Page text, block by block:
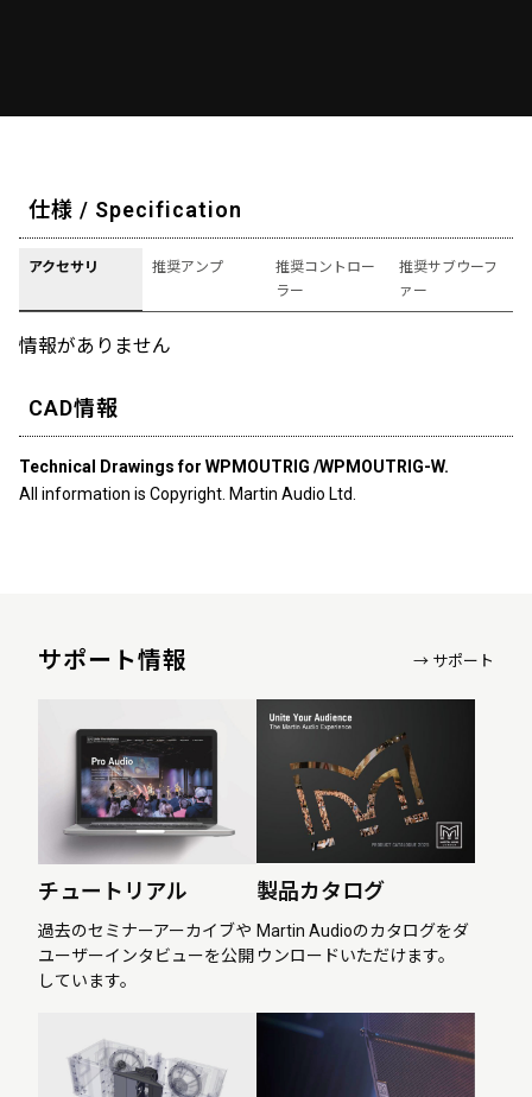
仕様 / Specification
アクセサリ 推奨アンプ
推奨コントロー
ラー
推奨サブウーフ
ァー
情報がありません
CAD情報
Technical Drawings for WPMOUTRIG /WPMOUTRIG-W.
All information is Copyright. Martin Audio Ltd.
サポート情報 → サポート
チュートリアル
過去のセミナーアーカイブや
ユーザーインタビューを公開
しています。
製品カタログ
Martin Audioのカタログをダ
ウンロードいただけます。